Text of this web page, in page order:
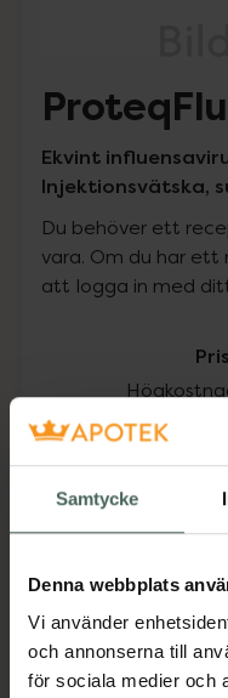
Samtycke
Denna webbplats
Vi använder
och annonserna till
för sociala medier och
Ekvint
Injektionsvätska,
Du behöver ett
vara. Om du har
att logga in med
I
Aktuella